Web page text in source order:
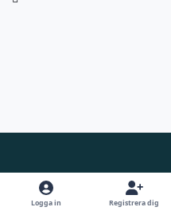
Light ModeDark ModeSystem Preference
Logga in Registrera dig